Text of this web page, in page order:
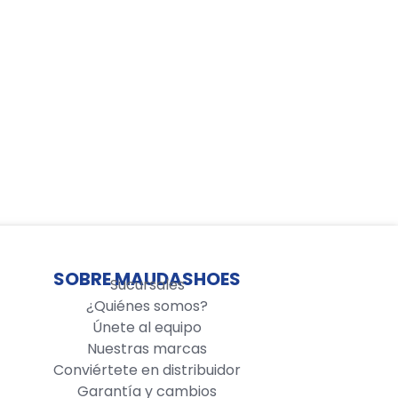
SOBRE MAUDASHOES
Sucursales
¿Quiénes somos?
Únete al equipo
Nuestras marcas
Conviértete en distribuidor
Garantía y cambios